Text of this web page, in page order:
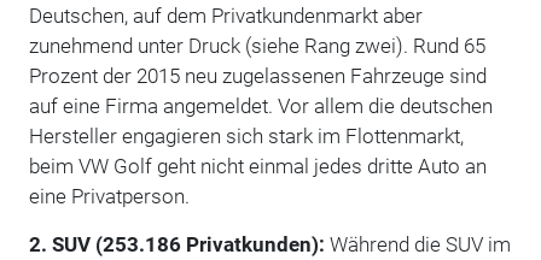
Deutschen, auf dem Privatkundenmarkt aber
zunehmend unter Druck (siehe Rang zwei). Rund 65
Prozent der 2015 neu zugelassenen Fahrzeuge sind
auf eine Firma angemeldet. Vor allem die deutschen
Hersteller engagieren sich stark im Flottenmarkt,
beim VW Golf geht nicht einmal jedes dritte Auto an
eine Privatperson.
2. SUV (253.186 Privatkunden): Während die SUV im